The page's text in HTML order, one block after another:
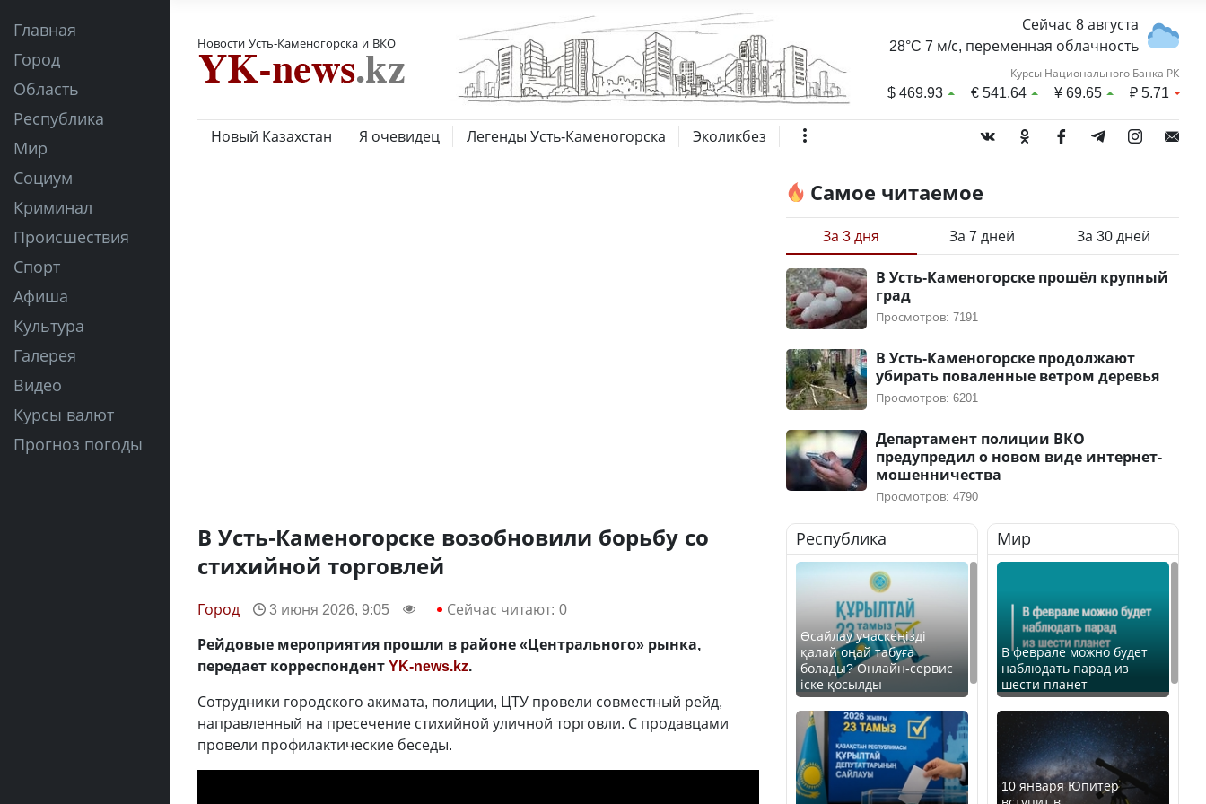
Главная
Город
Область
Республика
Мир
Социум
Криминал
Происшествия
Спорт
Афиша
Культура
Галерея
Видео
Курсы валют
Прогноз погоды
Новости Усть-Каменогорска и ВКО
Сейчас 8 августа
28°C 7 м/с, переменная облачность
Курсы Национального Банка РК
$469.93 €541.64 ¥69.65 ₽5.71
Новый Казахстан Я очевидец Легенды Усть-Каменогорска Эколикбез
В Усть-Каменогорске возобновили борьбу со
стихийной торговлей
Город 3 июня 2026, 9:05 Сейчас читают: 0
Рейдовые мероприятия прошли в районе «Центрального» рынка,
передает корреспондентYK-news.kz.
Сотрудники городского акимата, полиции, ЦТУ провели совместный рейд,
направленный на пресечение стихийной уличной торговли. С продавцами
провели профилактические беседы.
Самое читаемое
За 3 дня За 7 дней За 30 дней
В Усть-Каменогорске прошёл крупный
град
Просмотров: 7191
В Усть-Каменогорске продолжают
убирать поваленные ветром деревья
Просмотров: 6201
Департамент полиции ВКО
предупредил о новом виде интернет-
мошенничества
Просмотров: 4790
Республика
Өсайлау учаскеңізді
қалай оңай табуға
болады? Онлайн-сервис
іске қосылды
Мир
В феврале можно будет
наблюдать парад из
шести планет
10 января Юпитер